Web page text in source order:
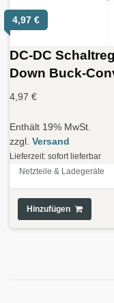
4,97 €
DC-DC
Down Buck-
4,97 €
Enthält 19% MwSt.
zzgl. Versand
Lieferzeit: sofort lieferbar
Netzteile & Ladegeräte
Hinzufügen